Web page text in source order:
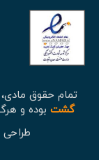
تمام حقوق
گشت بوده و